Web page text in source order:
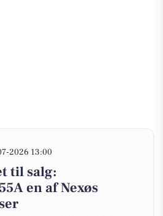
2026 13:00
til salg:
en af Nexøs